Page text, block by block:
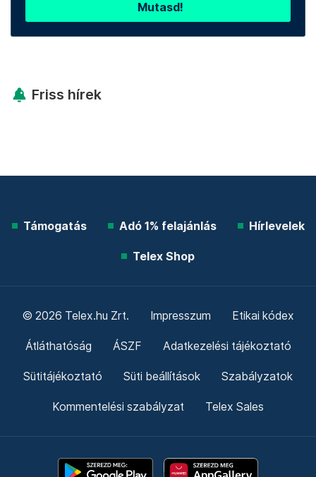
Mutasd!
Friss hírek
Támogatás Adó 1% felajánlás Hírlevelek
Telex Shop
© 2026 Telex.hu Zrt. Impresszum Etikai kódex
Átláthatóság ÁSZF Adatkezelési tájékoztató
Sütitájékoztató Süti beállítások Szabályzatok
Kommentelési szabályzat Telex Sales